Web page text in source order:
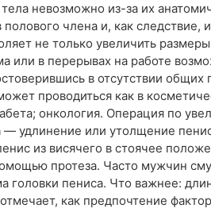
невозможно из-за их
члена и, как
не только увеличить
или в перерывах на работе
в отсутствии
проводиться как в
онкология. Операция по
— удлинение или утолщение
из висячего в стоячее
протеза. Часто мужчин
головки пениса. Что важнее:
как предпочтение